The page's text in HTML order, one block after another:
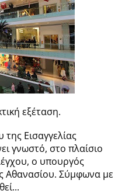
εξέταση.
Εισαγγελίας
γνωστό, στο πλαίσιο
ο υπουργός
Αθανασίου. Σύμφωνα με